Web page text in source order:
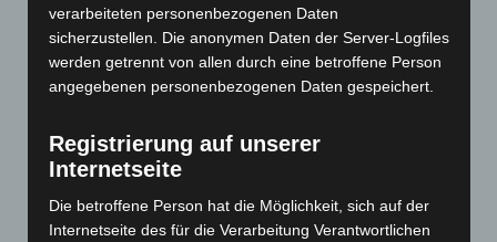
Hannover: Erste Tigermücken-Population in Niedersachsen
entdeckt
7. August 2026
6. August 2026
Region Hannover: 21 neue Notfallsanitäter starten beim
Roten Kreuz
verarbeiteten personenbezogenen Daten
sicherzustellen. Die anonymen Daten der Server-Logfiles
werden getrennt von allen durch eine betroffene Person
angegebenen personenbezogenen Daten gespeichert.
Registrierung auf unserer
Internetseite
Die betroffene Person hat die Möglichkeit, sich auf der
Internetseite des für die Verarbeitung Verantwortlichen